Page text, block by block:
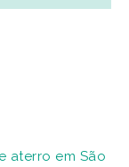
aterro em São